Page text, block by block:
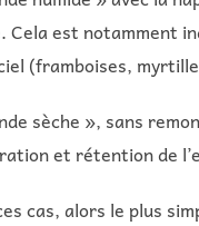
Cela est
(framboises,
sèche », sans
et rétention de
cas, alors le plus